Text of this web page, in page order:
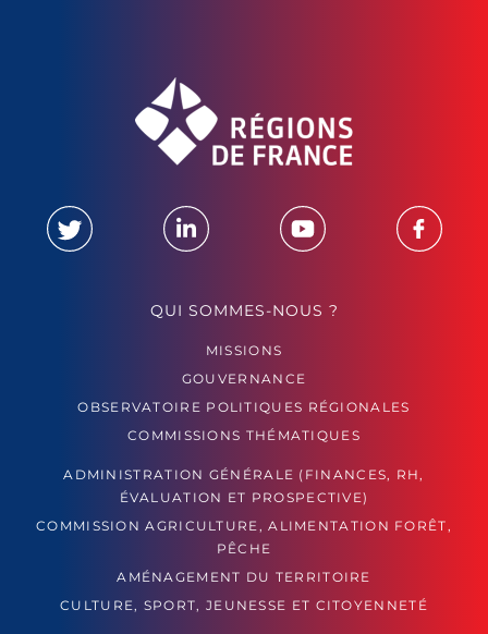
QUI SOMMES-NOUS ?
MISSIONS
GOUVERNANCE
OBSERVATOIRE POLITIQUES RÉGIONALES
COMMISSIONS THÉMATIQUES
ADMINISTRATION GÉNÉRALE (FINANCES, RH,
ÉVALUATION ET PROSPECTIVE)
COMMISSION AGRICULTURE, ALIMENTATION FORÊT,
PÊCHE
AMÉNAGEMENT DU TERRITOIRE
CULTURE, SPORT, JEUNESSE ET CITOYENNETÉ